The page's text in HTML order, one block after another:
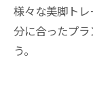
様々な美脚ト
分に合ったプ
う。